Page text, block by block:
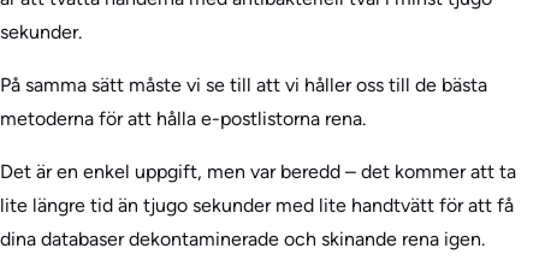
sekunder.
På samma sätt måste vi se till att vi håller oss till de bästa
metoderna för att hålla e-postlistorna rena.
Det är en enkel uppgift, men var beredd – det kommer att ta
lite längre tid än tjugo sekunder med lite handtvätt för att få
dina databaser dekontaminerade och skinande rena igen.